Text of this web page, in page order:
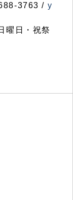
3763 / y
曜日・祝祭